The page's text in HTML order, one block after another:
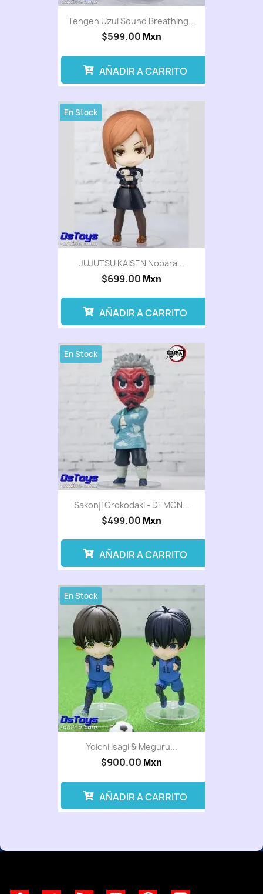
Tengen Uzui Sound Breathing...
$599.00 Mxn
AÑADIR A CARRITO
JUJUTSU KAISEN Nobara...
$699.00 Mxn
En Stock
AÑADIR A CARRITO
Sakonji Orokodaki - DEMON...
$499.00 Mxn
En Stock
AÑADIR A CARRITO
Yoichi Isagi & Meguru...
$900.00 Mxn
En Stock
AÑADIR A CARRITO